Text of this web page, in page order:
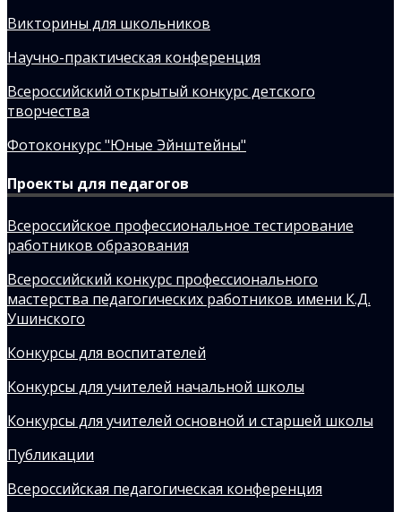
Викторины для школьников
Научно-практическая конференция
Всероссийский открытый конкурс детского
творчества
Фотоконкурс "Юные Эйнштейны"
Проекты для педагогов
Всероссийское профессиональное тестирование
работников образования
Всероссийский конкурс профессионального
мастерства педагогических работников имени К.Д.
Ушинского
Конкурсы для воспитателей
Конкурсы для учителей начальной школы
Конкурсы для учителей основной и старшей школы
Публикации
Всероссийская педагогическая конференция